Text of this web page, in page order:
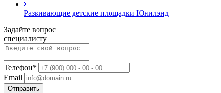
Развивающие детские площадки Юнилэнд
Задайте вопрос
специалисту
Телефон*
Email
Отправить